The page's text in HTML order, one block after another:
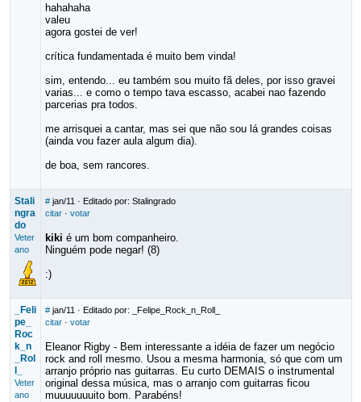
hahahaha
valeu
agora gostei de ver!
crítica fundamentada é muito bem vinda!
sim, entendo... eu também sou muito fã deles, por isso gravei
varias... e como o tempo tava escasso, acabei nao fazendo
parcerias pra todos.
me arrisquei a cantar, mas sei que não sou lá grandes coisas
(ainda vou fazer aula algum dia).
de boa, sem rancores.
Stali
ngra
do
Veter
ano
# jan/11 · Editado por: Stalingrado
citar· votar
kiki é um bom companheiro.
Ninguém pode negar! (8)
:)
_Feli
pe_
Roc
k_n
_Rol
Veter
ano
# jan/11 · Editado por: _Felipe_Rock_n_Roll_
citar· votar
Eleanor Rigby - Bem interessante a idéia de fazer um negócio
rock and roll mesmo. Usou a mesma harmonia, só que com um
arranjo próprio nas guitarras. Eu curto DEMAIS o instrumental
original dessa música, mas o arranjo com guitarras ficou
muuuuuuuito bom. Parabéns!